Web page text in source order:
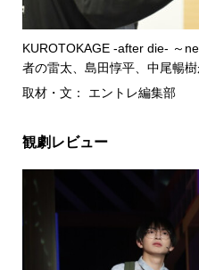
KUROTOKAGE -after die- ～
者の雷太、島田惇平、中尾暢樹
取材・文： エントレ編集部
観劇レビュー